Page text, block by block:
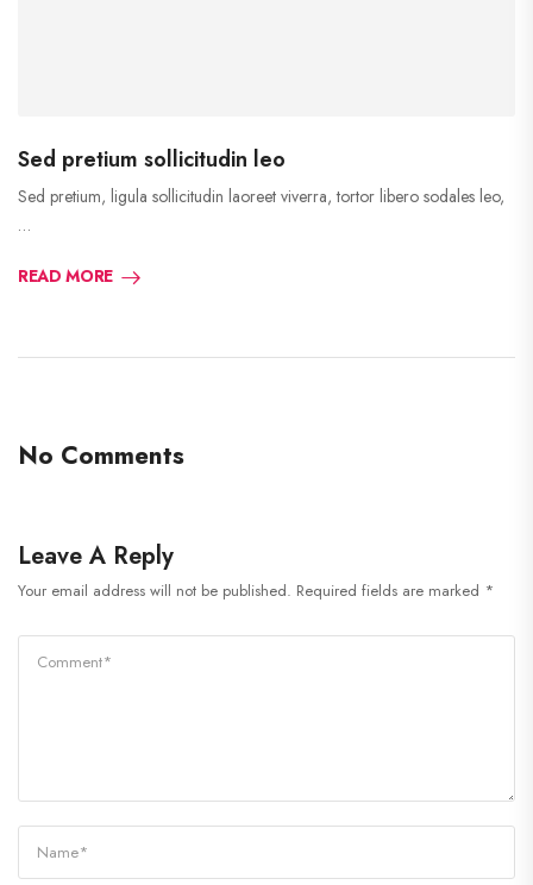
Sed pretium sollicitudin leo
Sed pretium, ligula sollicitudin laoreet viverra, tortor libero sodales leo,
…
READ MORE
No Comments
Leave A Reply
Your email address will not be published. Required fields are marked *